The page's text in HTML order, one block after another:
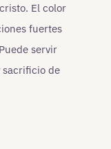
El color
fuertes
servir
de